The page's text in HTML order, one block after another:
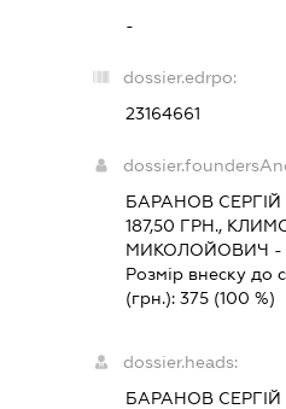
-
dossier.edrpo:
23164661
БАРАНОВ
187,50 ГРН.,
МИКОЛОЙОВИЧ -
Розмір внеску до
(грн.): 375(100 %)
dossier.heads:
БАРАНОВ